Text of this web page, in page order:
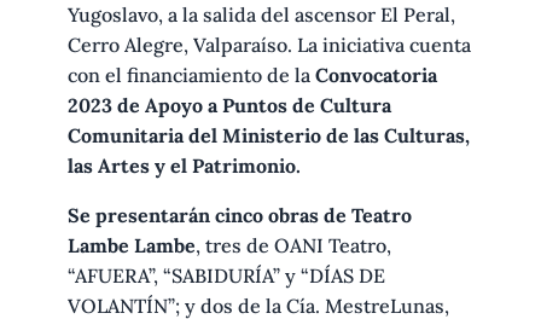
Yugoslavo, a la salida del ascensor El Peral,
Cerro Alegre, Valparaíso. La iniciativa cuenta
con el financiamiento de la Convocatoria
2023 de Apoyo a Puntos de Cultura
Comunitaria del Ministerio de las Culturas,
las Artes y el Patrimonio.
Se presentarán cinco obras de Teatro
Lambe Lambe, tres de OANI Teatro,
“AFUERA”, “SABIDURÍA” y “DÍAS DE
VOLANTÍN”; y dos de la Cía. MestreLunas,